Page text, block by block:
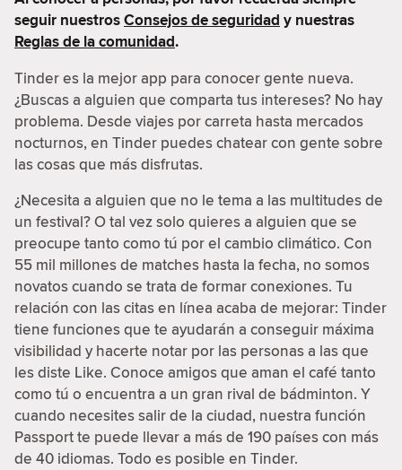
seguir nuestrosConsejos de seguridad y nuestras
Reglas de la comunidad.
Tinder es la mejor app para conocer gente nueva.
¿Buscas a alguien que comparta tus intereses? No hay
problema. Desde viajes por carreta hasta mercados
nocturnos, en Tinder puedes chatear con gente sobre
las cosas que más disfrutas.
¿Necesita a alguien que no le tema a las multitudes de
un festival? O tal vez solo quieres a alguien que se
preocupe tanto como tú por el cambio climático. Con
55 mil millones de matches hasta la fecha, no somos
novatos cuando se trata de formar conexiones. Tu
relación con las citas en línea acaba de mejorar: Tinder
tiene funciones que te ayudarán a conseguir máxima
visibilidad y hacerte notar por las personas a las que
les diste Like. Conoce amigos que aman el café tanto
como tú o encuentra a un gran rival de bádminton. Y
cuando necesites salir de la ciudad, nuestra función
Passport te puede llevar a más de 190 países con más
de 40 idiomas. Todo es posible en Tinder.